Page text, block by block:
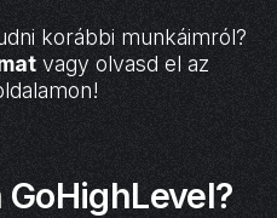
korábbi munkáimról?
vagy olvasd el az